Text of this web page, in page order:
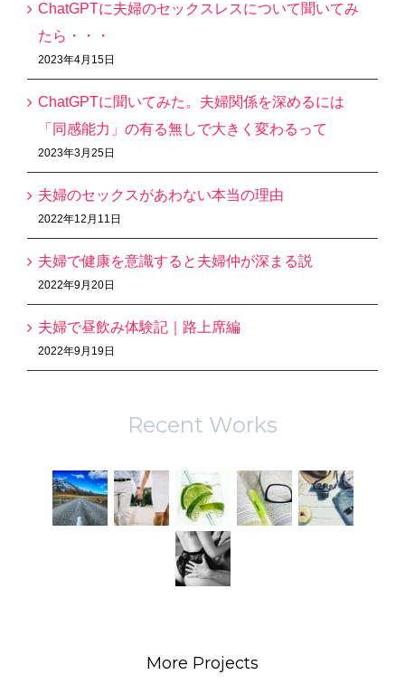
ChatGPTに夫婦のセックスレスについて聞いてみ
たら・・・
2023年4月15日
ChatGPTに聞いてみた。夫婦関係を深めるには
「同感能力」の有る無しで大きく変わるって
2023年3月25日
夫婦のセックスがあわない本当の理由
2022年12月11日
夫婦で健康を意識すると夫婦仲が深まる説
2022年9月20日
夫婦で昼飲み体験記｜路上席編
2022年9月19日
Recent Works
More Projects